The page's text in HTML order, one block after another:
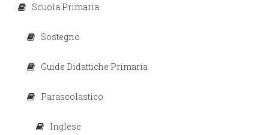
Scuola Primaria
Sostegno
Guide Didattiche Primaria
Parascolastico
Inglese